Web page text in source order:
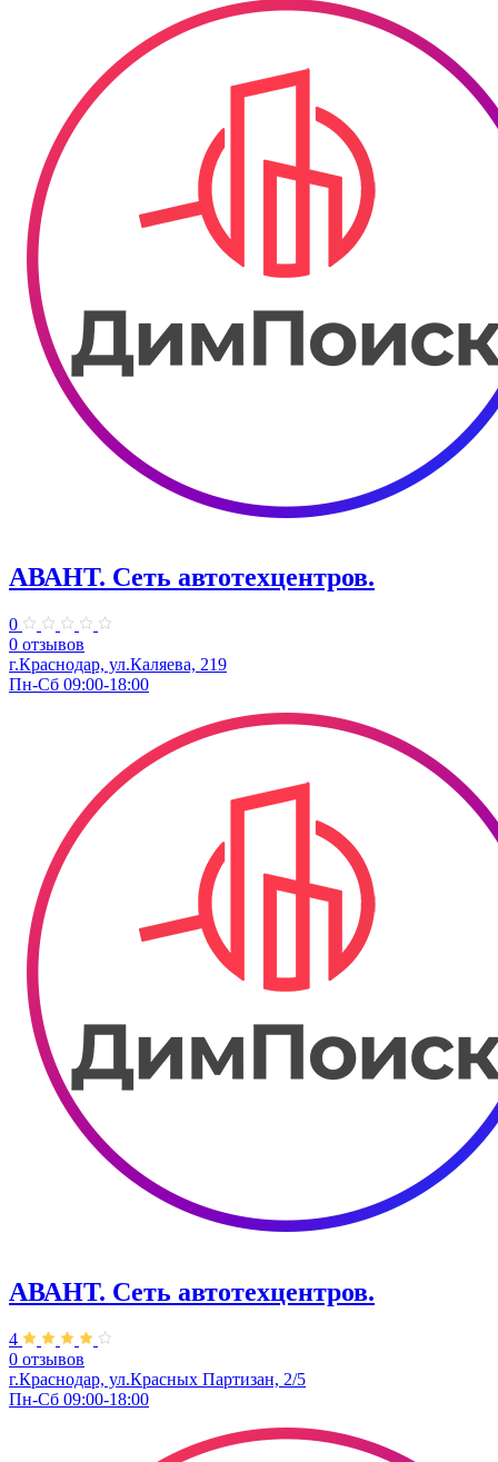
АВАНТ. ​Сеть автотехцентров.
0
0 отзывов
г.Краснодар, ул.Каляева, 219
Пн-Сб 09:00-18:00
АВАНТ. ​Сеть автотехцентров.
4
0 отзывов
г.Краснодар, ул.Красных Партизан, 2/5
Пн-Сб 09:00-18:00